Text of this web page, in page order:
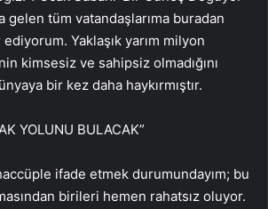
gelen tüm vatandaşlarıma buradan
Yaklaşık yarım milyon
kimsesiz ve sahipsiz olmadığını
bir kez daha haykırmıştır.
YOLUNU BULACAK”
ifade etmek durumundayım; bu
birileri hemen rahatsız oluyor.